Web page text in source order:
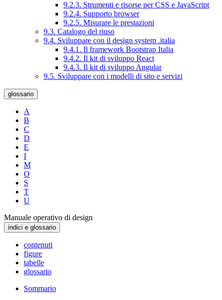
9.2.3. Strumenti e risorse per CSS e JavaScript
9.2.4. Supporto browser
9.2.5. Misurare le prestazioni
9.3. Catalogo del riuso
9.4. Sviluppare con il design system .italia
9.4.1. Il framework Bootstrap Italia
9.4.2. Il kit di sviluppo React
9.4.3. Il kit di sviluppo Angular
9.5. Sviluppare con i modelli di sito e servizi
glossario
A
B
C
D
E
I
M
O
S
T
U
Manuale operativo di design
indici e glossario
contenuti
figure
tabelle
glossario
Sommario